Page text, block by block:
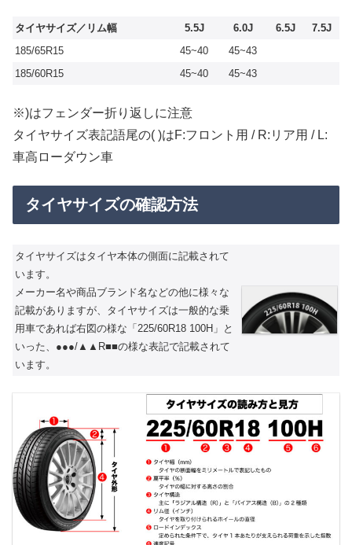
タイヤサイズ／リム幅 5.5J 6.0J 6.5J
7.5J
185/65R15
45~40
45~43
185/60R15
45~40 45~43
※)はフェンダー折り返しに注意
タイヤサイズ表記語尾の( )はF:フロント用 / R:リア用 / L:
車高ローダウン車
タイヤサイズの確認方法
タイヤサイズはタイヤ本体の側面に記載されて
います。
メーカー名や商品ブランド名などの他に様々な
記載がありますが、タイヤサイズは一般的な乗
用車であれば右図の様な「225/60R18 100H」と
いった、●●●/▲▲R■■の様な表記で記載されて
います。